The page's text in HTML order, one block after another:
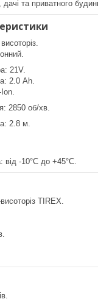
та приватного
21V.
2.0 Ah.
2850 об/хв.
2.8 м.
від -10°C до +45°C.
TIREX.